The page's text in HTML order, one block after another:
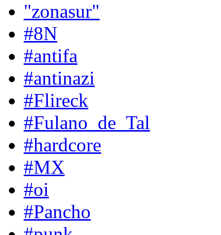
"zonasur"
#8N
#antifa
#antinazi
#Flireck
#Fulano_de_Tal
#hardcore
#MX
#oi
#Pancho